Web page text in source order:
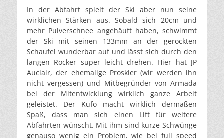
In der Abfahrt spielt der Ski aber nun seine
wirklichen Stärken aus. Sobald sich 20cm und
mehr Pulverschnee angehäuft haben, schwimmt
der Ski mit seinen 133mm an der gerockten
Schaufel wunderbar auf und lässt sich durch den
langen Rocker super leicht drehen. Hier hat JP
Auclair, der ehemalige Proskier (wir werden ihn
nicht vergessen) und Mitbegründer von Armada
bei der Mitentwicklung wirklich ganze Arbeit
geleistet. Der Kufo macht wirklich dermaßen
Spaß, dass man sich einen Lift für weitere
Abfahrten wünscht. Mit ihm sind kurze Schwünge
genauso wenig ein Problem, wie bei full speed